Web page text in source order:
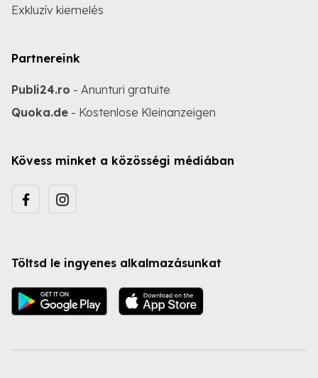
Exkluzív kiemelés
Partnereink
Publi24.ro - Anunturi gratuite
Quoka.de - Kostenlose Kleinanzeigen
Kövess minket a közösségi médiában
Töltsd le ingyenes alkalmazásunkat